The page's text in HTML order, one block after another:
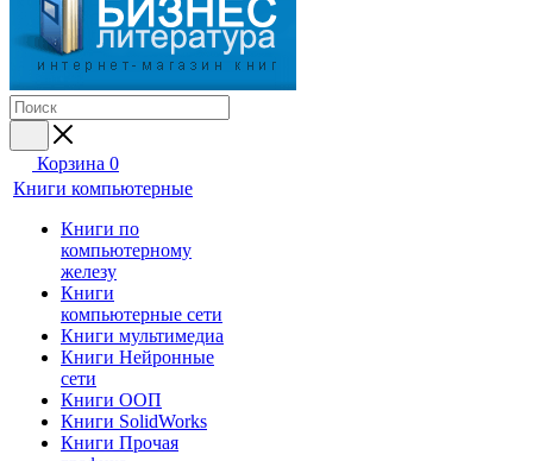
Корзина 0
Книги компьютерные
Книги по
компьютерному
железу
Книги
компьютерные сети
Книги мультимедиа
Книги Нейронные
сети
Книги ООП
Книги SolidWorks
Книги Прочая